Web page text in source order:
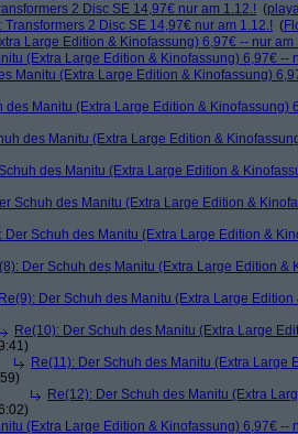
2 Disc SE 14,97€ nur am 1.12.! (
Transformers 2 Disc SE 14,97€ nur am 1.12.! (
Large Edition & Kinofassung) 6,97€ -- nur am
(Extra Large Edition & Kinofassung) 6,97€ --
Manitu (Extra Large Edition & Kinofassung)
des Manitu (Extra Large Edition & Kinofassung)
des Manitu (Extra Large Edition &
des Manitu (Extra Large Edition &
Schuh des Manitu (Extra Large Edition &
Der Schuh des Manitu (Extra Large Edition &
Der Schuh des Manitu (Extra Large Edition &
Re(9): Der Schuh des Manitu (Extra Large
Re(10): Der Schuh des Manitu (Extra Large
Re(11): Der Schuh des Manitu (Extra Large
Re(12): Der Schuh des Manitu (Extra
(Extra Large Edition & Kinofassung) 6,97€ --